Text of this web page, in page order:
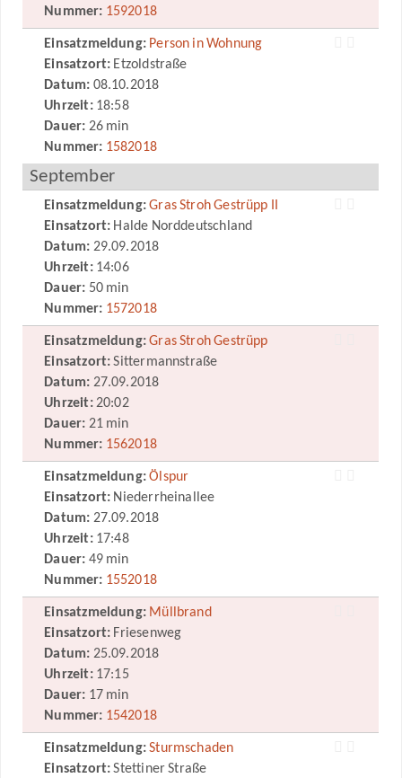
Nummer: 1592018
Einsatzmeldung: Person in Wohnung
Einsatzort: Etzoldstraße
Datum: 08.10.2018
Uhrzeit:18:58
Dauer: 26 min
Nummer: 1582018
September
Einsatzmeldung:Gras Stroh Gestrüpp II
Einsatzort: Halde Norddeutschland
Datum: 29.09.2018
Uhrzeit:14:06
Dauer: 50 min
Nummer: 1572018
Einsatzmeldung:Gras Stroh Gestrüpp
Einsatzort:Sittermannstraße
Datum: 27.09.2018
Uhrzeit:20:02
Dauer: 21 min
Nummer: 1562018
Einsatzmeldung:Ölspur
Einsatzort: Niederrheinallee
Datum: 27.09.2018
Uhrzeit:17:48
Dauer: 49 min
Nummer: 1552018
Einsatzmeldung: Müllbrand
Einsatzort: Friesenweg
Datum: 25.09.2018
Uhrzeit:17:15
Dauer: 17 min
Nummer: 1542018
Einsatzmeldung:Sturmschaden
Einsatzort:Stettiner Straße